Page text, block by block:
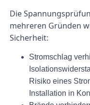
Die
mehreren Gründen
Sicherheit:
Stromschlag
Risiko eines
Installation in